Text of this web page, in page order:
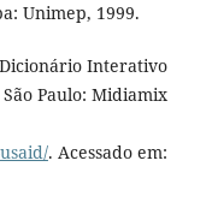
Unimep, 1999.
Dicionário Interativo
Paulo: Midiamix
. Acessado em: